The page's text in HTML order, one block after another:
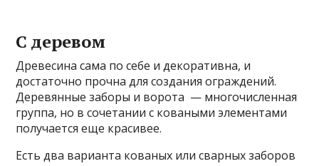
С деревом
Древесина сама по себе и декоративна, и
достаточно прочна для создания ограждений.
Деревянные заборы и ворота — многочисленная
группа, но в сочетании с коваными элементами
получается еще красивее.
Есть два варианта кованых или сварных заборов